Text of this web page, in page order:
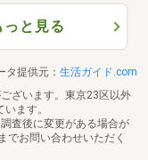
と見る
タ提供元： 生活ガイド.com
ざいます。東京23区以外
ます。
査後に変更がある場合が
でお問い合わせいただく